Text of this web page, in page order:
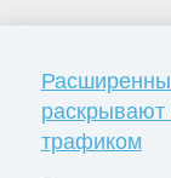
раскрывают
трафиком